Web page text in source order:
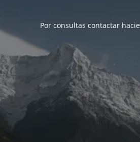
Por consultas contactar